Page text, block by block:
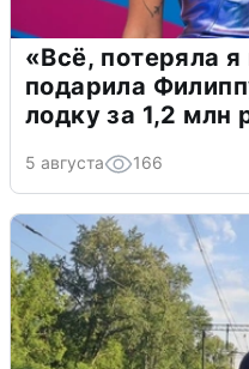
«Всё, потеряла
подарила
лодку за 1,2 млн
5 августа 166